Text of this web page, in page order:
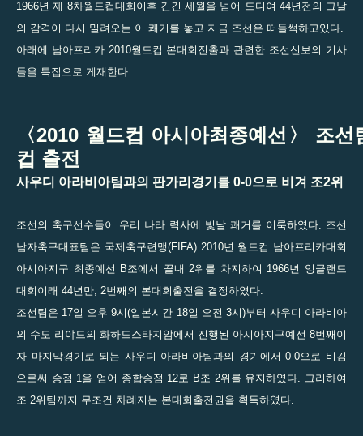
1966년 제 8차월드컵대회이후 긴긴 세월을 넘어 드디여 44년전의 그날
의 감격이 다시 밀려오는 이 쾌거를 놓고 지금 조선은 떠들썩하고있다.
아래에 남아프리카 2010월드컵 본대회진출과 관련한 조선신보의 기사
들을 특집으로 게재한다.
〈2010 월드컵 아시아최종예선〉 조선
컵 출전
사우디 아라비아팀과의 판가리경기를 0-0으로 비겨 조2위
조선의 축구선수들이 우리 나라 력사에 빛날 쾌거를 이룩하였다. 조선
남자축구대표팀은 국제축구련맹(FIFA) 2010년 월드컵 남아프리카대회
아시아지구 최종예선 B조에서 끝내 2위를 차지하여 1966년 잉글랜드
대회이래 44년만, 2번째의 본대회출전을 결정하였다.
조선팀은 17일 오후 9시(일본시간 18일 오전 3시)부터 사우디 아라비아
의 수도 리야드의 화하드스타지암에서 진행된 아시아지구예선 8번째이
자 마지막경기로 되는 사우디 아라비아팀과의 경기에서 0-0으로 비김
으로써 승점 1을 얻어 종합승점 12로 B조 2위를 유지하였다. 그리하여
조 2위팀까지 무조건 차례지는 본대회출전권을 획득하였다.